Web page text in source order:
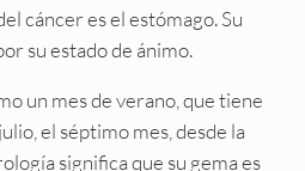
cáncer es el estómago. Su
su estado de ánimo.
un mes de verano, que tiene
el séptimo mes, desde la
significa que su gema es